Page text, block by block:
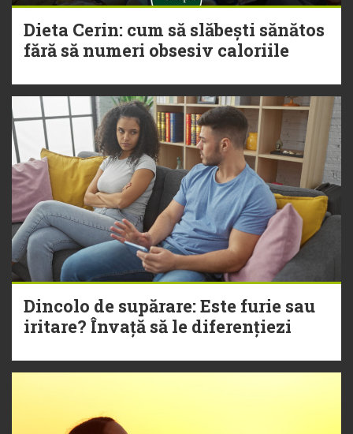
Dieta Cerin: cum să slăbești sănătos
fără să numeri obsesiv caloriile
Dincolo de supărare: Este furie sau
iritare? Învață să le diferențiezi